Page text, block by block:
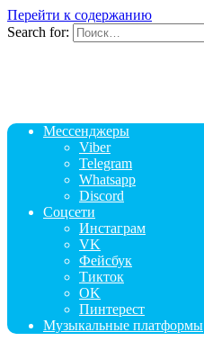
Перейти к содержанию
Search for:
Мессенджеры
Viber
Telegram
Whatsapp
Discord
Соцсети
Инстаграм
VK
Фейсбук
Тикток
OK
Пинтерест
Музыкальные платформы